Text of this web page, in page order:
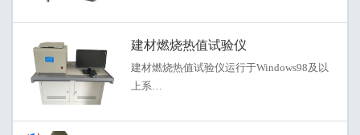
建材燃烧热值试验仪
建材燃烧热值试验仪运行于Windows98及以
上系…